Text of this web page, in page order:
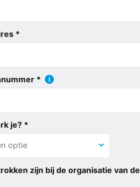
*
*
je? *
zijn bij de organisatie van de